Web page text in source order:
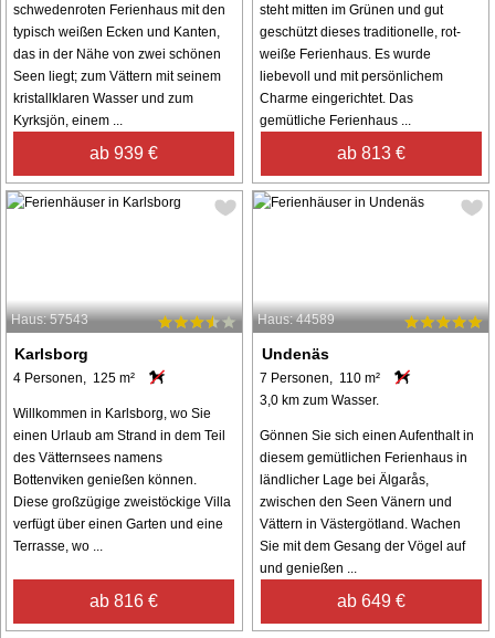
schwedenroten Ferienhaus mit den
typisch weißen Ecken und Kanten,
das in der Nähe von zwei schönen
Seen liegt; zum Vättern mit seinem
kristallklaren Wasser und zum
Kyrksjön, einem ...
ab 939 €
steht mitten im Grünen und gut
geschützt dieses traditionelle, rot-
weiße Ferienhaus. Es wurde
liebevoll und mit persönlichem
Charme eingerichtet. Das
gemütliche Ferienhaus ...
ab 813 €
Haus: 57543
Karlsborg
4 Personen, 125 m²
Willkommen in Karlsborg, wo Sie
einen Urlaub am Strand in dem Teil
des Vätternsees namens
Bottenviken genießen können.
Diese großzügige zweistöckige Villa
verfügt über einen Garten und eine
Terrasse, wo ...
ab 816 €
Haus: 44589
Undenäs
7 Personen, 110 m²
3,0 km zum Wasser.
Gönnen Sie sich einen Aufenthalt in
diesem gemütlichen Ferienhaus in
ländlicher Lage bei Älgarås,
zwischen den Seen Vänern und
Vättern in Västergötland. Wachen
Sie mit dem Gesang der Vögel auf
und genießen ...
ab 649 €